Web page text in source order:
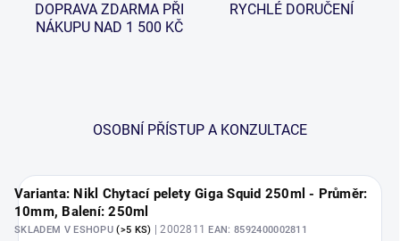
DOPRAVA ZDARMA PŘI
NÁKUPU NAD 1 500 KČ
RYCHLÉ DORUČENÍ
OSOBNÍ PŘÍSTUP A KONZULTACE
Varianta: Nikl Chytací pelety Giga Squid 250ml - Průměr:
10mm, Balení: 250ml
SKLADEM V ESHOPU(>5 KS) | 2002811EAN: 8592400002811